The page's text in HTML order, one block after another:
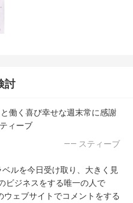
討
働く喜び幸せな週末常に感謝
ィーブ
—— スティーブ
ベルを今日受け取り、大きく見
ビジネスをする唯一の人で
ウェブサイトでコメントをする